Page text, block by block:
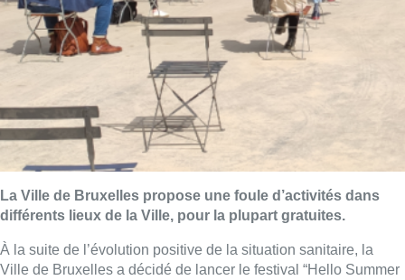
La Ville de Bruxelles propose une foule d’activités dans
différents lieux de la Ville, pour la plupart gratuites.
À la suite de l’évolution positive de la situation sanitaire, la
Ville de Bruxelles a décidé de lancer le festival “Hello Summer